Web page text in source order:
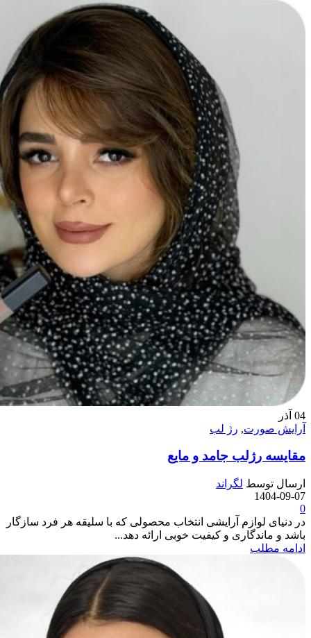
04 آذر
آرایش صورت, رژ لب
مقایسه رژلب جامد و مایع
ارسال توسط لگراند
1404-09-07
0
در دنیای لوازم آرایشی انتخاب محصولی که با سلیقه هر فرد سازگار
باشد و ماندگاری و کیفیت خوبی ارائه دهد...
ادامه مطلب